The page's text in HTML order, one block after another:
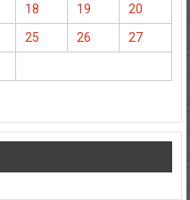
18 19
20
25 26
27